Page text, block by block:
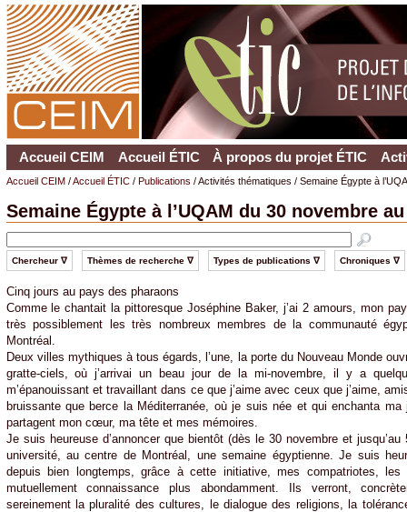
Accueil CEIM Accueil ÉTIC À propos du projet ÉTIC
Accueil CEIM/Accueil ÉTIC/ Publications / Activités thématiques / Semaine Égypte à
Semaine Égypte à l’UQAM du 30 novembre
Chercheur ∇ Thèmes de recherche ∇ Types de publications ∇ Chroniques ∇
Cinq jours au pays des pharaons
Comme le chantait la pittoresque Joséphine Baker, j’ai 2 amours, mon
très possiblement les très nombreux membres de la communauté
Montréal.
Deux villes mythiques à tous égards, l’une, la porte du Nouveau Monde
gratte-ciels, où j’arrivai un beau jour de la mi-novembre, il y a
m’épanouissant et travaillant dans ce que j’aime avec ceux que j’aime,
bruissante que berce la Méditerranée, où je suis née et qui enchanta
partagent mon cœur, ma tête et mes mémoires.
Je suis heureuse d’annoncer que bientôt (dès le 30 novembre et
université, au centre de Montréal, une semaine égyptienne. Je suis
depuis bien longtemps, grâce à cette initiative, mes compatriotes,
mutuellement connaissance plus abondamment. Ils verront,
sereinement la pluralité des cultures, le dialogue des religions, la